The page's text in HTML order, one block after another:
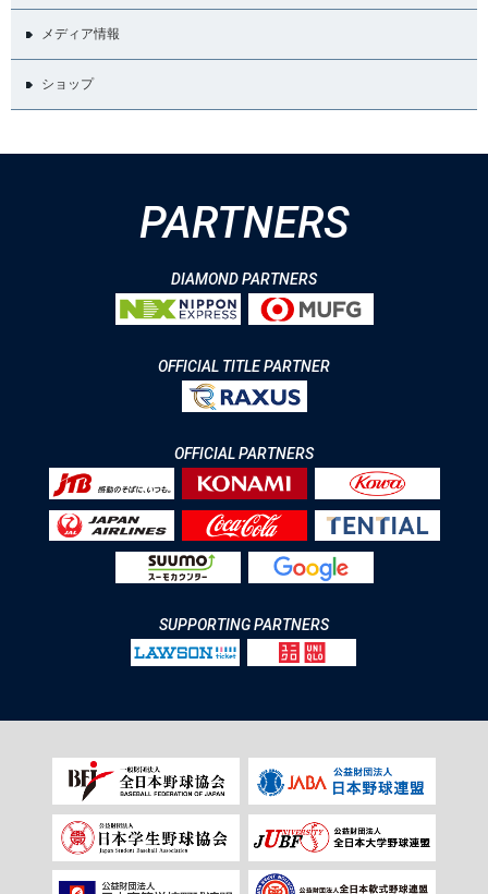
メディア情報
ショップ
PARTNERS
DIAMOND PARTNERS
OFFICIAL TITLE PARTNER
OFFICIAL PARTNERS
SUPPORTING PARTNERS